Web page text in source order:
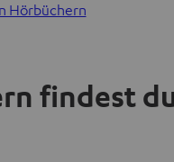
Hörbüchern
findest